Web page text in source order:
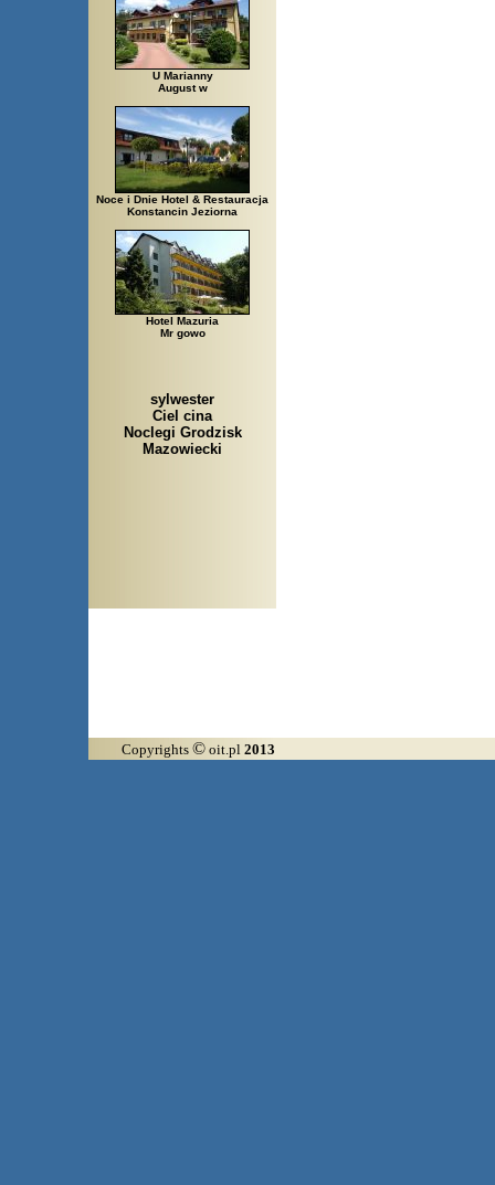
U Marianny
August w
Noce i Dnie Hotel & Restauracja
Konstancin Jeziorna
Hotel Mazuria
Mr gowo
sylwester
Ciel cina
Noclegi Grodzisk
Mazowiecki
Copyrights © oit.pl 2013